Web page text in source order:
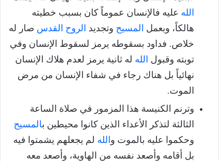
الله عليه فالإنسان عموماً كان بسبب خطيته
هالكاً، وبعمل
المسيح وتجديد الروح القدس صار له
خلاص. فداود بسقوطه يرمز لسقوط الإنسان وفي
توبته وقبول
الله له ثانية يرمز لعدم هلاك الإنسان
نهائياً بل هناك رجاء في شفاء الإنسان من مرض
الموت.
وترنم الكنيسة هذا المزمور في صلاة الساعة
الثالثة لتذكر الأعداء الذين كانوا محيطين بالمسيح
وحكموا عليه بالموت و الله لم يجعلهم يشمتوا فيه
بل أقامه وأصعد نفسه من الهاوية، وأصعد معه